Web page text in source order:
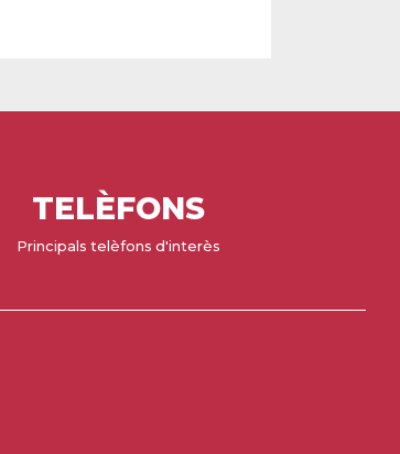
TELÈFONS
Principals telèfons d'interès